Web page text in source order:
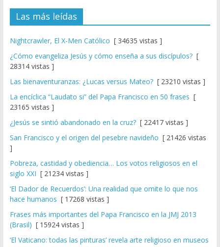
Las más leídas
Nightcrawler, El X-Men Católico [ 34635 vistas ]
¿Cómo evangeliza Jesús y cómo enseña a sus discípulos?[
28314 vistas ]
Las bienaventuranzas: ¿Lucas versus Mateo?[ 23210 vistas ]
La encíclica “Laudato si” del Papa Francisco en 50 frases [
23165 vistas ]
¿Jesús se sintió abandonado en la cruz?[ 22417 vistas ]
San Francisco y el origen del pesebre navideño [ 21426 vistas
]
Pobreza, castidad y obediencia… Los votos religiosos en el
siglo XXI [ 21234 vistas ]
‘El Dador de Recuerdos’: Una realidad que omite lo que nos
hace humanos [ 17268 vistas ]
Frases más importantes del Papa Francisco en la JMJ 2013
(Brasil) [ 15924 vistas ]
‘El Vaticano: todas las pinturas’ revela arte religioso en museos